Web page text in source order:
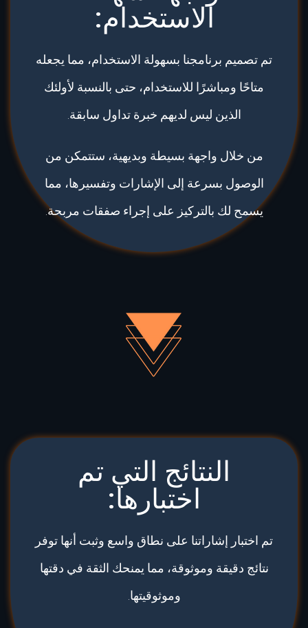
الاستخدام:
تم تصميم برنامجنا بسهولة الاستخدام، مما يجعله
متاحًا ومباشرًا للاستخدام، حتى بالنسبة لأولئك
الذين ليس لديهم خبرة تداول سابقة.
من خلال واجهة بسيطة وبديهية، ستتمكن من
الوصول بسرعة إلى الإشارات وتفسيرها، مما
يسمح لك بالتركيز على إجراء صفقات مربحة.
النتائج التي تم
اختبارها:
تم اختبار إشاراتنا على نطاق واسع وثبت أنها توفر
نتائج دقيقة وموثوقة، مما يمنحك الثقة في دقتها
وموثوقيتها.